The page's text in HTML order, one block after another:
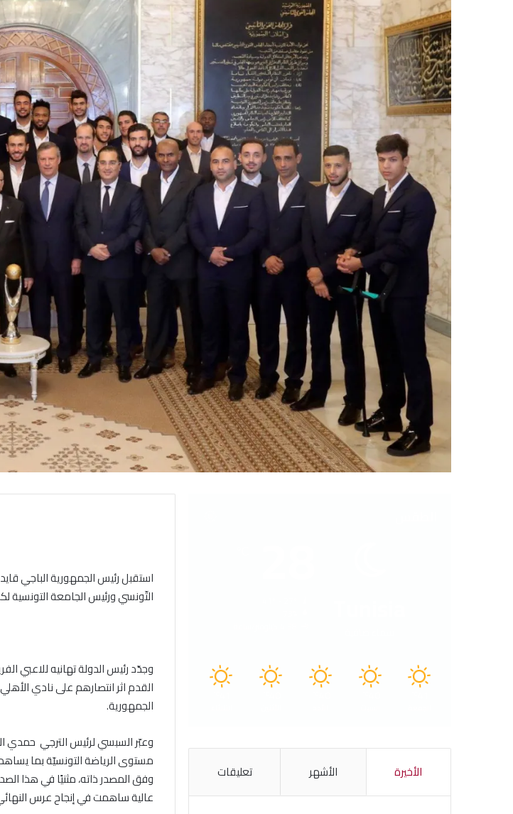
التّونسي ورئيس الجامعة التونسية
وجدّد رئيس الدولة تهانيه للاعبي
القدم اثر انتصارهم على نادي
الجمهورية.
وعبّر السبسي لرئيس الترجي حمدي
مستوى الرياضة التونسيّة بما يساهم
وفق المصدر ذاته، مثنيًا في هذا
عالية ساهمت في إنجاح عرس
الأخيرة الأشهر تعليقات